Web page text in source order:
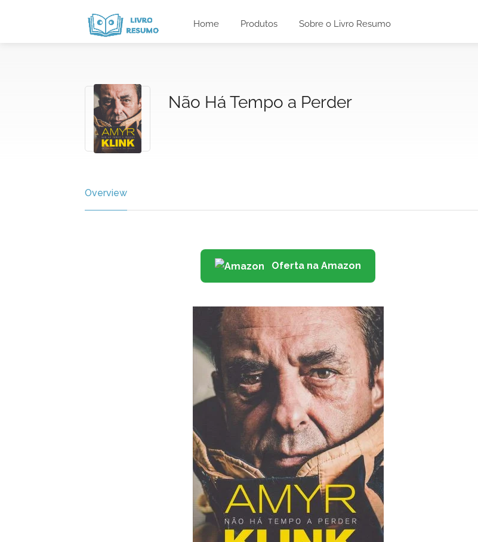
Home Produtos Sobre o Livro Resumo
Não Há Tempo a Perder
Overview
Oferta na Amazon